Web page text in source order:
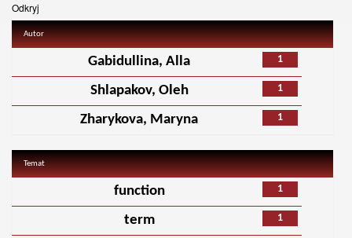
Odkryj
Autor
1
Gabidullina, Alla
1
Shlapakov, Oleh
1
Zharykova, Maryna
Temat
1
function
1
term